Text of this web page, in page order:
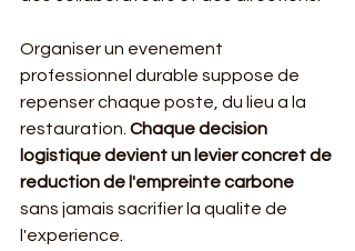
Organiser un evenement
professionnel durable suppose de
repenser chaque poste, du lieu a la
restauration. Chaque decision
logistique devient un levier concret de
reduction de l'empreinte carbone
sans jamais sacrifier la qualite de
l'experience.